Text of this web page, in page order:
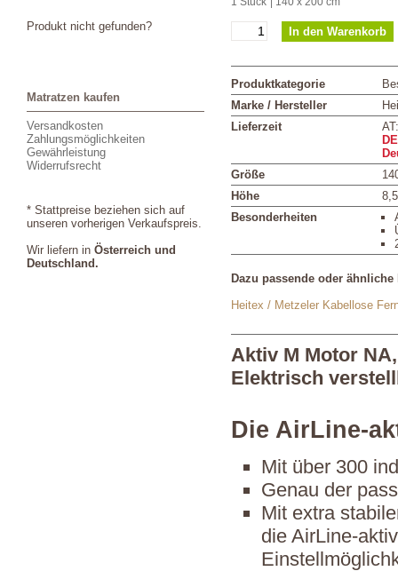
Produkt nicht gefunden?
Matratzen kaufen
Versandkosten
Zahlungsmöglichkeiten
Gewährleistung
Widerrufsrecht
* Stattpreise beziehen sich auf
unseren vorherigen Verkaufspreis.
Wir liefern in Österreich und
Deutschland.
Produktkategorie
Marke / Hersteller
Lieferzeit
Größe
Höhe
Besonderheiten
Dazu passende oder ähnliche
Heitex / Metzeler Kabellose
Aktiv M Motor
Elektrisch
Die AirLine-
Mit über 300
Genau der
Mit extra
die AirLine-